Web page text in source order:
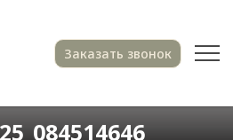
Заказать звонок